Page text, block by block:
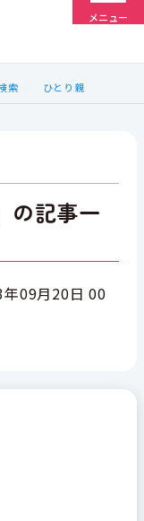
メニュー
索 ひとり親
の記事一
年09月20日 00